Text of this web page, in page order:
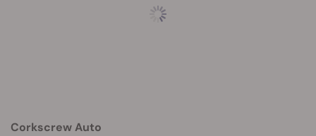
Corkscrew Auto